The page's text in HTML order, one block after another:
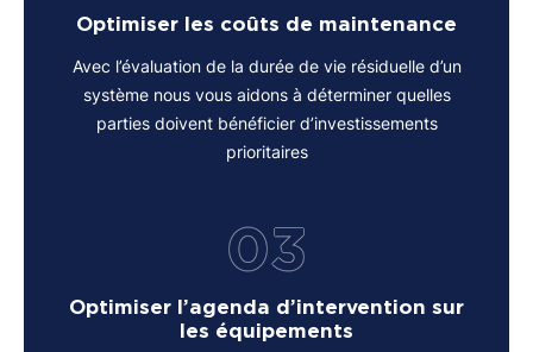
Optimiser les coûts de maintenance
Avec l’évaluation de la durée de vie résiduelle d’un
système nous vous aidons à déterminer quelles
parties doivent bénéficier d’investissements
prioritaires
03
Optimiser l’agenda d’intervention sur
les équipements